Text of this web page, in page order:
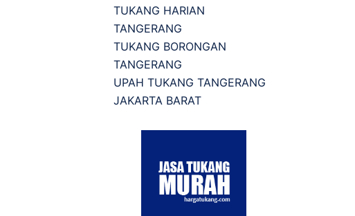
TUKANG HARIAN
TANGERANG
TUKANG BORONGAN
TANGERANG
UPAH TUKANG TANGERANG
JAKARTA BARAT